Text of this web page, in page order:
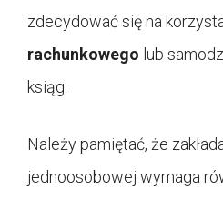
zdecydować się na
rachunkowego lub
ksiąg.
Należy pamiętać, że
jednoosobowej wymaga